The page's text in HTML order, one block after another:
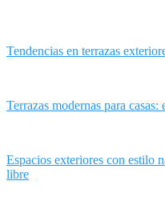
Tendencias en terrazas
Terrazas modernas para
Espacios exteriores con estilo
libre